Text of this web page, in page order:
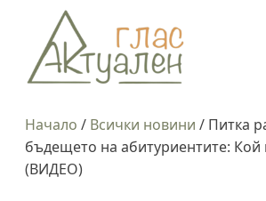
Начало / Всички новини / Питка
бъдещето на абитуриентите: Кой
(ВИДЕО)